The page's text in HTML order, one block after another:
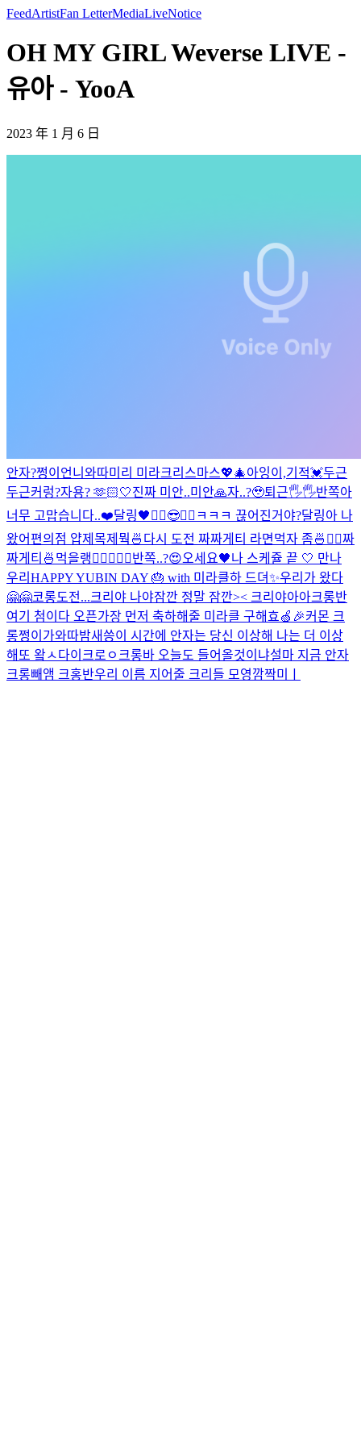
FeedArtistFan LetterMediaLiveNotice
OH MY GIRL Weverse LIVE -
유아 - YooA
2023 年 1 月 6 日
안자?쩡이언니와따미리 미라크리스마스💖🎄아잉이,기적💓두근
두근커렁?자용? 🫶🏻🤍진짜 미안..미안🙏자..?🥹퇴근🖐🖐반쪽아
너무 고맙습니다..❤️달링🖤 ✌🏻😎✌🏻 ㅋㅋㅋ 끊어진거야?달링아 나
왔어편의점 얍제목제뭑 🍜 다시 도전 짜짜게티 라면먹자 좀🍜✌🏻짜
짜게티🍜먹을랭 ✌🏻 🖤🍒 🖤반쪽..?😍오세요🖤나 스케쥴 끝 🤍 만나
우리 HAPPY YUBIN DAY 🎂 with 미라클하 드뎌✨우리가 왔다
🤗🤗코롱도전...크리야 나야잠깐 정말 잠깐>< 크리야아아크롱반
여기 첨이다 오픈가장 먼저 축하해줄 미라클 구해효🍏🎉커몬 크
롱쩡이가와따밤새씅이 시간에 안자는 당신 이상해 나는 더 이상
해 또 왘ㅅ다이크로ㅇ 크롱바 오늘도 들어올것이냐설마 지금 안자
크롱빼앰 크홍반우리 이름 지어줄 크리들 모영깜짝미ㅣ